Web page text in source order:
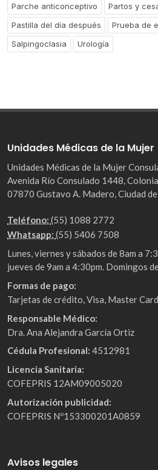
Parche anticonceptivo
Partos y
Pastilla del día después
Prueba de
Salpingoclasia
Urología
Unidades Médicas de la Mujer
Unidades Médicas de la Mujer
Avenida Río Consulado 1448,
07870 Gustavo A. Madero, Ciudad
Teléfono: (55) 1088 2772
Whatsapp: (55) 5406 7508
Lunes, viernes y sábados de 8am a
jueves de 9am a 4:30pm. Domingos
Formas de pago:
Tarjetas de crédito, Visa, Master
Responsable Médico:
Dra. Ana Alejandra García Ortiz
Cédula Profesional: 4512981
Licencia Sanitaria:
COFEPRIS 12AM09005020
Autorización publicidad:
COFEPRIS Nº153300201A0859
Avisos legales